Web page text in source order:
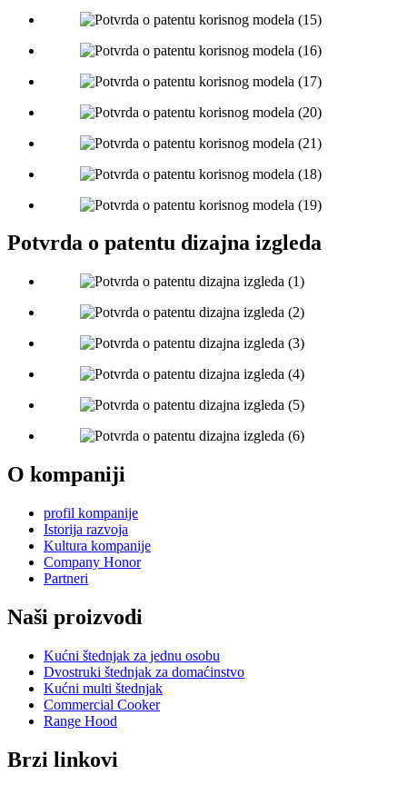
Potvrda o patentu dizajna izgleda
O kompaniji
profil kompanije
Istorija razvoja
Kultura kompanije
Company Honor
Partneri
Naši proizvodi
Kućni štednjak za jednu osobu
Dvostruki štednjak za domaćinstvo
Kućni multi štednjak
Commercial Cooker
Range Hood
Brzi linkovi